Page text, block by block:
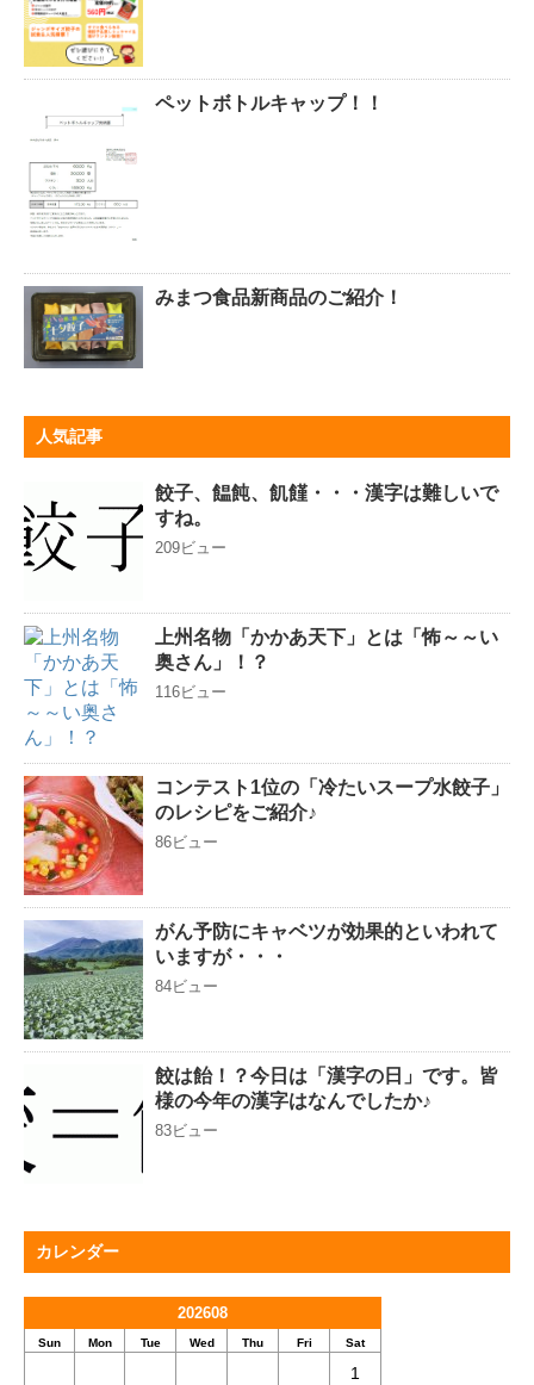
ペットボトルキャップ！！
みまつ食品新商品のご紹介！
人気記事
餃子、饂飩、飢饉・・・漢字は難しいで
すね。
209ビュー
上州名物「かかあ天下」とは「怖～～い
奥さん」！？
116ビュー
コンテスト1位の「冷たいスープ水餃子」
のレシピをご紹介♪
86ビュー
がん予防にキャベツが効果的といわれて
いますが・・・
84ビュー
餃は飴！？今日は「漢字の日」です。皆
様の今年の漢字はなんでしたか♪
83ビュー
カレンダー
202608
Sun Mon Tue Wed Thu Fri Sat
1